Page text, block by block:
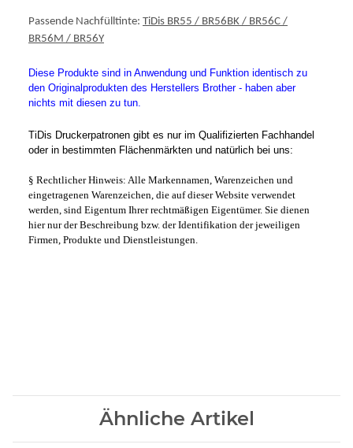
Passende Nachfülltinte: TiDis BR55 / BR56BK / BR56C /
BR56M / BR56Y
Diese Produkte sind in Anwendung und Funktion identisch zu
den Originalprodukten des Herstellers Brother - haben aber
nichts mit diesen zu tun.
TiDis Druckerpatronen gibt es nur im Qualifizierten Fachhandel
oder in bestimmten Flächenmärkten und natürlich bei uns:
§ Rechtlicher Hinweis: Alle Markennamen, Warenzeichen und
eingetragenen Warenzeichen, die auf dieser Website verwendet
werden, sind Eigentum Ihrer rechtmäßigen Eigentümer. Sie dienen
hier nur der Beschreibung bzw. der Identifikation der jeweiligen
Firmen, Produkte und Dienstleistungen.
Ähnliche Artikel